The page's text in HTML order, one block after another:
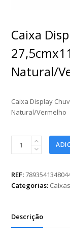
Caixa
Natural/
Caixa Display
Natural/Vermelho
de
Amor
Natural/Vermelho
quantidade
REF:
Categorias: Caixas
Descrição